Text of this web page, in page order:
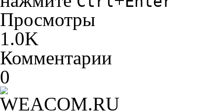
Просмотры
1.0K
Комментарии
0